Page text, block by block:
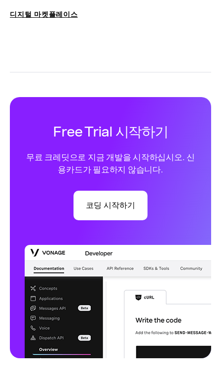
디지털 마켓플레이스
Free Trial 시작하기
무료 크레딧으로 지금 개발을 시작하십시오. 신
용카드가 필요하지 않습니다.
코딩 시작하기